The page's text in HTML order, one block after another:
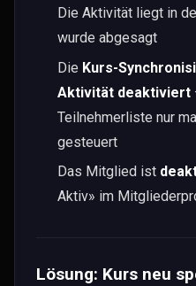
Die Aktivität liegt in
wurde abgesagt
Die Kurs-
Aktivität deaktiviert
Teilnehmerliste nur
gesteuert
Das Mitglied ist
Aktiv» im
Lösung: Kurs neu
Sponsoring
Weitere Module
Vereinsverwaltung
Kalender
AGB & Einverständnisse